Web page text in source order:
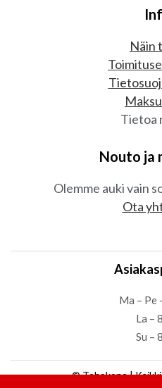
Näin
Tietoa
Nouto ja
Olemme auki vain
Ota
Ma – Pe
La –
Su –
© Tehokone |